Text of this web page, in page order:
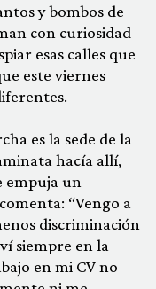
y bombos de
con curiosidad
esas calles que
este viernes
es la sede de la
hacía allí,
empuja un
“Vengo a
discriminación
siempre en la
en mi CV no